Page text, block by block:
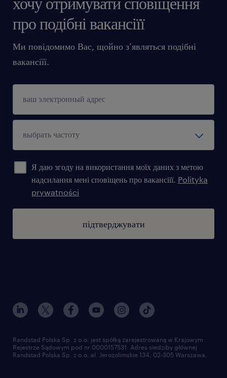
про подібні вакансіїї
Ми повідомимо Вас, щойно з’являться подібні
вакансіїї.
Я даю згоду на використання моїх даних з метою
надсилання мені сповіщень про вакансіїї. Polityka
prywatności
підтверджувати
Randstad Polska Sp. z o.o. jest spółką zarejestrowaną w Krajowym
Rejestrze Sądowym pod nr 0000157531. Adres siedziby głównej
Randstad Polska Sp. z o.o. al. Jerozolimskie 134, 02-305 Warszawa.